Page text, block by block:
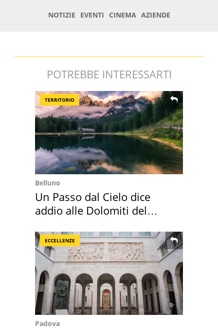
POTREBBE INTERESSARTI
TERRITORIO
Belluno
Un Passo dal Cielo dice
addio alle Dolomiti del
ECCELLENZE
Padova